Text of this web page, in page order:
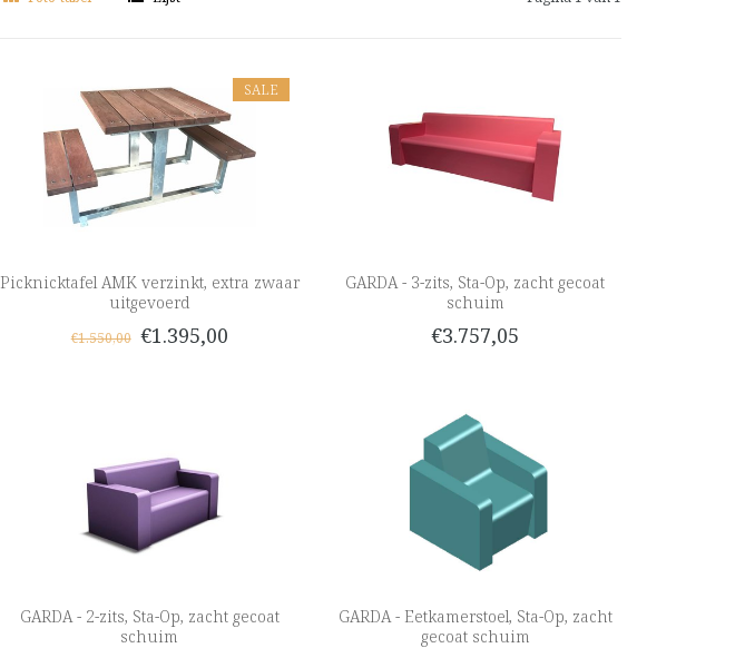
SALE
Picknicktafel AMK verzinkt, extra zwaar
uitgevoerd
€1.550,00 €1.395,00
GARDA - 3-zits, Sta-Op, zacht gecoat
schuim
€3.757,05
GARDA - 2-zits, Sta-Op, zacht gecoat
schuim
GARDA - Eetkamerstoel, Sta-Op, zacht
gecoat schuim